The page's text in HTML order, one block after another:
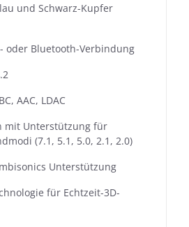
und Schwarz-Kupfer
oder Bluetooth-Verbindung
AAC, LDAC
mit Unterstützung für
(7.1, 5.1, 5.0, 2.1, 2.0)
Unterstützung
für Echtzeit-3D-